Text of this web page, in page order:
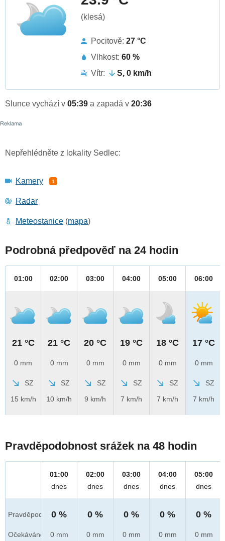
(klesá)
Pocitově: 27 °C
Vlhkost: 60 %
Vítr:
S, 0 km/h
Slunce vychází v 05:39 a zapadá v 20:36
Nepřehlédněte z lokality Sedlec:
Kamery 1
Radar
Meteostanice (mapa)
Podrobná předpověď na 24 hodin
01:00
21 °C
0 mm
SZ
15 km/h
02:00
21 °C
0 mm
SZ
10 km/h
03:00
20 °C
0 mm
SZ
9 km/h
04:00
19 °C
0 mm
SZ
7 km/h
05:00
18 °C
0 mm
SZ
7 km/h
06:00
17 °C
0 mm
SZ
7 km/h
Pravděpodobnost srážek na 48 hodin
Pravděpod.
Očekáváno
01:00
dnes
0 %
0 mm
02:00
dnes
0 %
0 mm
03:00
dnes
0 %
0 mm
04:00
dnes
0 %
0 mm
05:00
dnes
0 %
0 mm